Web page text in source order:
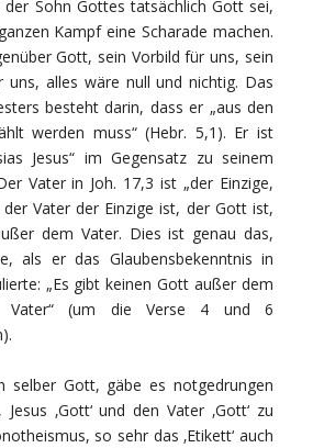
der Sohn Gottes tatsächlich Gott sei,
Kampf eine Scharade machen.
Gott, sein Vorbild für uns, sein
uns, alles wäre null und nichtig. Das
besteht darin, dass er „aus den
werden muss“ (Hebr. 5,1). Er ist
Jesus“ im Gegensatz zu seinem
Vater in Joh. 17,3 ist „der Einzige,
Vater der Einzige ist, der Gott ist,
dem Vater. Dies ist genau das,
als er das Glaubensbekenntnis in
„Es gibt keinen Gott außer dem
Vater“ (um die Verse 4 und 6
selber Gott, gäbe es notgedrungen
‚Gott‘ und den Vater ‚Gott‘ zu
so sehr das ‚Etikett‘ auch